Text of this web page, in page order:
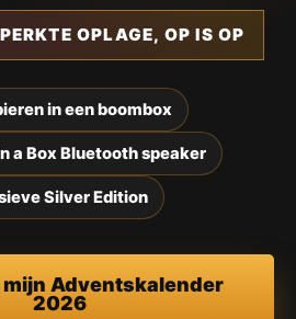
OPLAGE, OP IS OP
in een boombox
a Box Bluetooth speaker
Silver Edition
mijn Adventskalender
2026